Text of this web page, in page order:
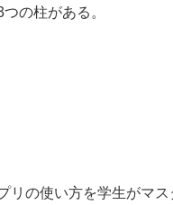
の柱がある。
の使い方を学生がマス